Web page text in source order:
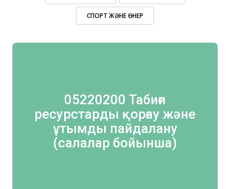
СПОРТ ЖӘНЕ ӨНЕР
05220200 Табиғи
ресурстарды қорғау және
ұтымды пайдалану
(салалар бойынша)